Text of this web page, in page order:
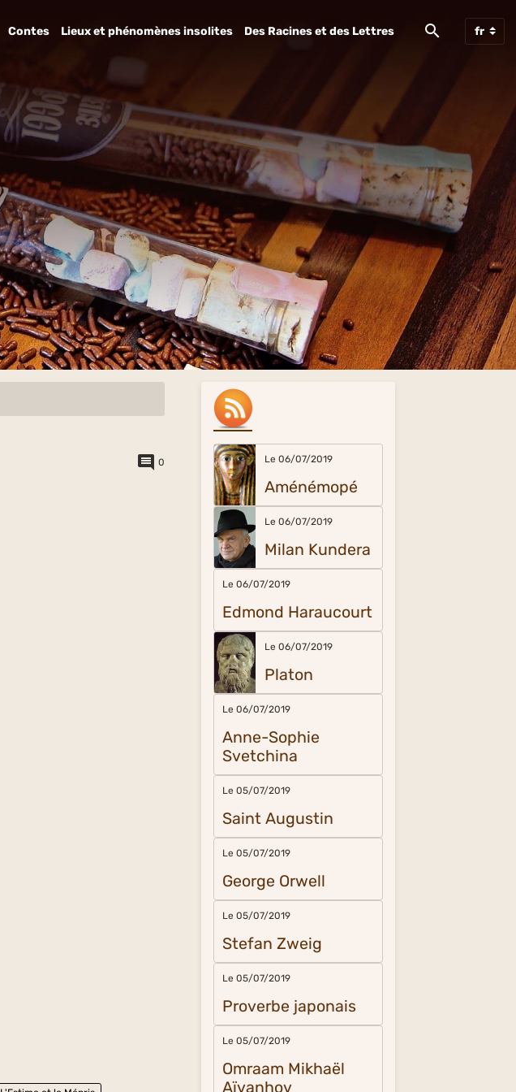
Contes Lieux et phénomènes insolites Des Racines et des Lettres
0 Le 06/07/2019
Aménémopé
Le 06/07/2019
Milan Kundera
Le 06/07/2019
Edmond Haraucourt
Le 06/07/2019
Platon
Le 06/07/2019
Anne-Sophie
Svetchina
Le 05/07/2019
Saint Augustin
Le 05/07/2019
George Orwell
Le 05/07/2019
Stefan Zweig
Le 05/07/2019
Proverbe japonais
Le 05/07/2019
Omraam Mikhaël
Aïvanhov